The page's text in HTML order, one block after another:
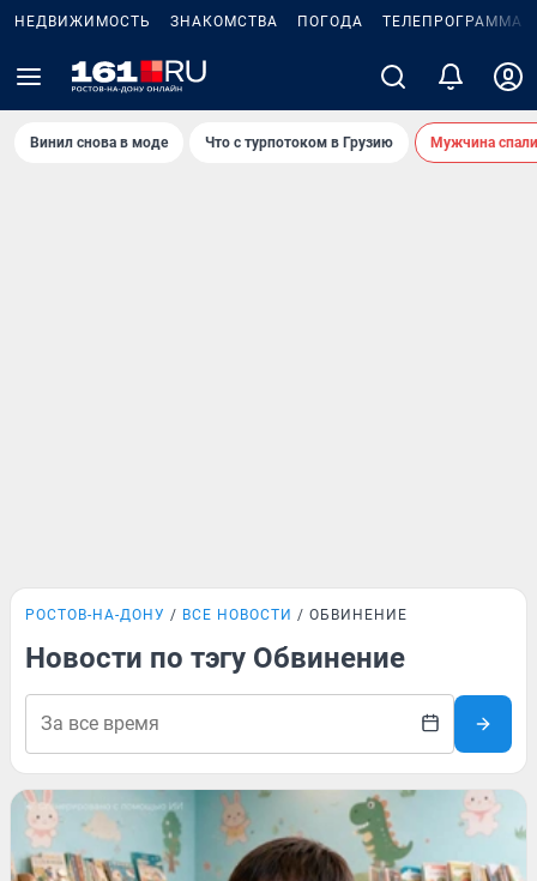
НЕДВИЖИМОСТЬ ЗНАКОМСТВА ПОГОДА ТЕЛЕПРОГРАММА
Винил снова в моде Что с турпотоком в Грузию Мужчина
РОСТОВ-НА-ДОНУ ВСЕ НОВОСТИ ОБВИНЕНИЕ
Новости по тэгу Обвинение